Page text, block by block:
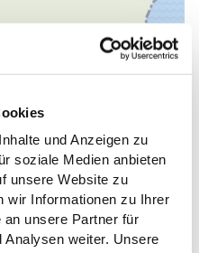
und Anzeigen zu
soziale Medien anbieten
unsere Website zu
wir Informationen zu Ihrer
an unsere Partner für
Analysen weiter. Unsere